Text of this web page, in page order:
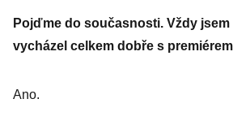
Pojďme do současnosti. Vždy jsem
vycházel celkem dobře s
Ano.